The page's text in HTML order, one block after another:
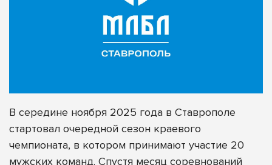
В середине ноября 2025 года в Ставрополе
стартовал очередной сезон краевого
чемпионата, в котором принимают участие 20
мужских команд. Спустя месяц соревнований